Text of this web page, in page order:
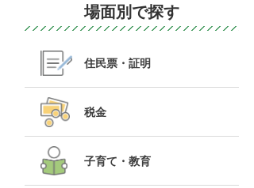
場面別で探す
住民票・証明
税金
子育て・教育